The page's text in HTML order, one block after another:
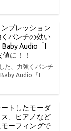
プレッション
パンチの効い
Audio「I
に！！
た、力強くパンチ
Audio「I
トしたモーダ
、ピアノなど
ーフィングで